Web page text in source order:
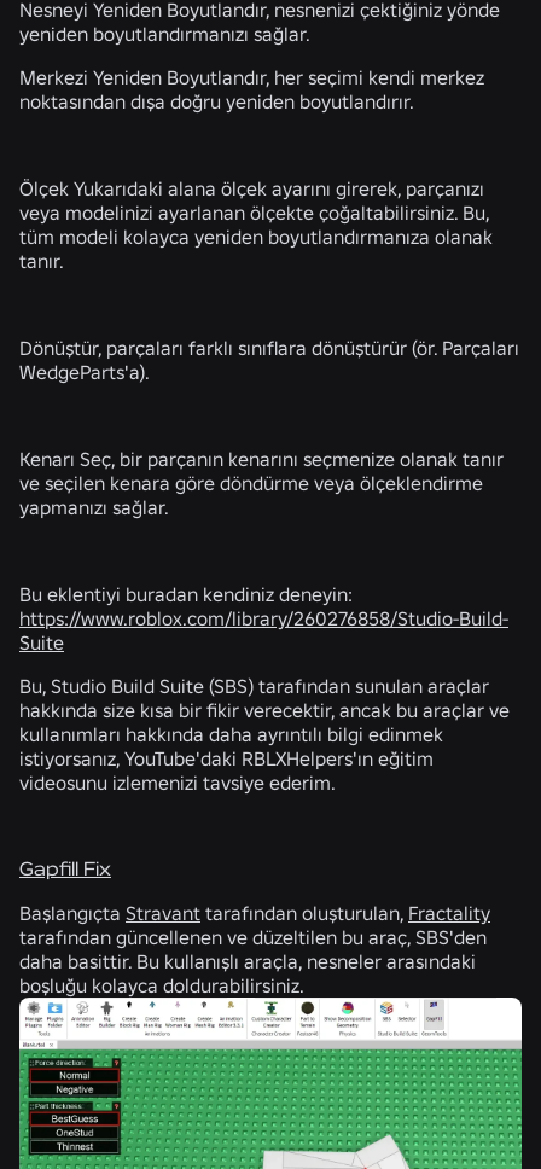
Nesneyi Yeniden Boyutlandır, nesnenizi çektiğiniz yönde
yeniden boyutlandırmanızı sağlar.
Merkezi Yeniden Boyutlandır, her seçimi kendi merkez
noktasından dışa doğru yeniden boyutlandırır.
Ölçek Yukarıdaki alana ölçek ayarını girerek, parçanızı
veya modelinizi ayarlanan ölçekte çoğaltabilirsiniz. Bu,
tüm modeli kolayca yeniden boyutlandırmanıza olanak
tanır.
Dönüştür, parçaları farklı sınıflara dönüştürür (ör. Parçaları
WedgeParts'a).
Kenarı Seç, bir parçanın kenarını seçmenize olanak tanır
ve seçilen kenara göre döndürme veya ölçeklendirme
yapmanızı sağlar.
Bu eklentiyi buradan kendiniz deneyin:
https://www.roblox.com/library/260276858/Studio-Build-
Suite
Bu, Studio Build Suite (SBS) tarafından sunulan araçlar
hakkında size kısa bir fikir verecektir, ancak bu araçlar ve
kullanımları hakkında daha ayrıntılı bilgi edinmek
istiyorsanız, YouTube'daki RBLXHelpers'ın eğitim
videosunu izlemenizi tavsiye ederim.
Gapfill Fix
Başlangıçta Stravant tarafından oluşturulan, Fractality
tarafından güncellenen ve düzeltilen bu araç, SBS'den
daha basittir. Bu kullanışlı araçla, nesneler arasındaki
boşluğu kolayca doldurabilirsiniz.